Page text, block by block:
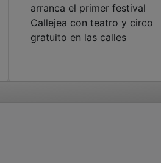
arranca el primer festival
Callejea con teatro y circo
gratuito en las calles